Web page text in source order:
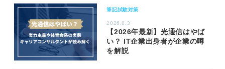
筆記試験対策
2026.8.3
【2026年最新】光通信はやば
い？ IT企業出身者が企業の噂
を解説